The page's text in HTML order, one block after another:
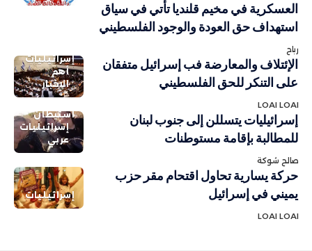
العسكرية في مخيم قلنديا تأتي في سياق
استهداف حق العودة والوجود الفلسطيني
رباح
إسرائيليات
أهم
الاخبار
الإئتلاف والمعارضة فب إسرائيل متفقان
على التنكر للحق الفلسطيني
LOAI LOAI
استيطان
إسرائيليات
عربي
إسرائيليات يتسللن إلى جنوب لبنان
للمطالبة بإقامة مستوطنات
صالح شوكة
إسرائيليات
حركة يسارية تحاول اقتحام مقر حزب
يميني في إسرائيل
LOAI LOAI